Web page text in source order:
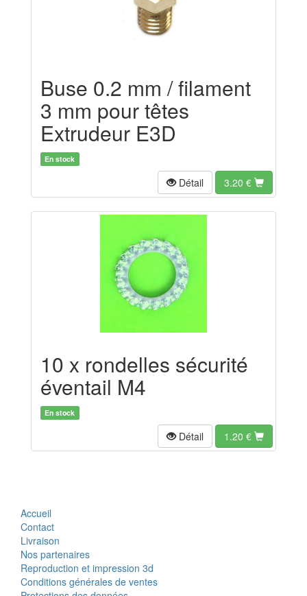
Buse 0.2 mm / filament
3 mm pour têtes
Extrudeur E3D
En stock
Détail 3.20 €
10 x rondelles sécurité
éventail M4
En stock
Détail 1.20 €
Accueil
Contact
Livraison
Nos partenaires
Reproduction et impression 3d
Conditions générales de ventes